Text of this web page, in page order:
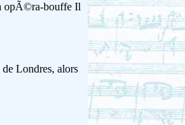
opÃ©ra-bouffe Il
Londres, alors